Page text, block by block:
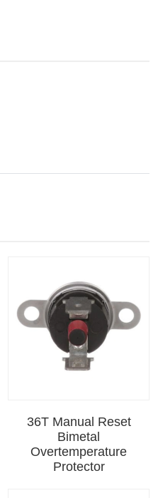
36T Manual Reset
Bimetal
Overtemperature
Protector